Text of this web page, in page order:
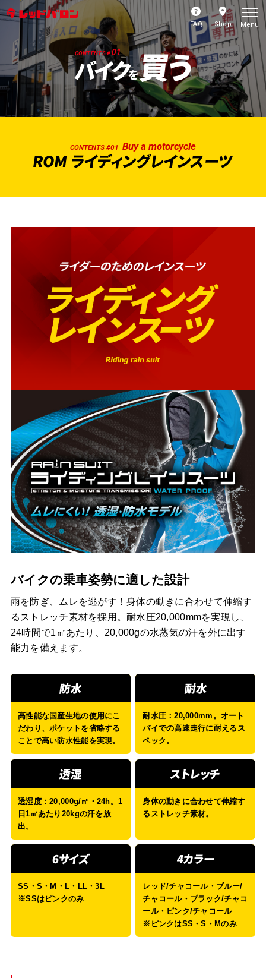
FAQ Shop Menu
CONTENTS #01
バイクを買う
CONTENTS #01 Buy a motorcycle
ROM ライディングレインスーツ
バイクの乗車姿勢に適した設計
雨を防ぎ、ムレを逃がす！身体の動きに合わせて伸縮す
るストレッチ素材を採用。耐水圧20,000mmを実現し、
24時間で1㎡あたり、20,000gの水蒸気の汗を外に出す
能力を備えます。
防水
高性能な国産生地の使用にこ
だわり、ポケットを省略する
ことで高い防水性能を実現。
耐水
耐水圧：20,000mm。オート
バイでの高速走行に耐えるス
ペック。
透湿
透湿度：20,000g/㎡・24h。1
日1㎡あたり20kgの汗を放
出。
ストレッチ
身体の動きに合わせて伸縮す
るストレッチ素材。
6サイズ
SS・S・M・L・LL・3L
※SSはピンクのみ
4カラー
レッド/チャコール・ブルー/
チャコール・ブラック/チャコ
ール・ピンク/チャコール
※ピンクはSS・S・Mのみ